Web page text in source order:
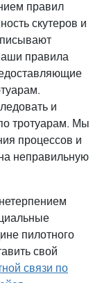
правил
скутеров и
правила
и
тротуарам. Мы
процессов и
неправильную
пилотного
свой
связи по